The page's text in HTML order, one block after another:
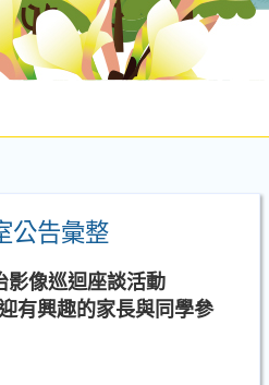
公告彙整
影像巡迴座談活動
有興趣的家長與同學參